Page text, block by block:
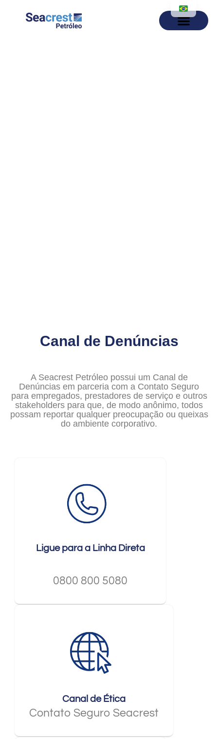
Canal de Denúncias
A Seacrest Petróleo possui um Canal de
Denúncias em parceria com a Contato Seguro
para empregados, prestadores de serviço e outros
stakeholders para que, de modo anônimo, todos
possam reportar qualquer preocupação ou queixas
do ambiente corporativo.
Ligue para a Linha Direta
0800 800 5080
Canal de Ética
Contato Seguro Seacrest